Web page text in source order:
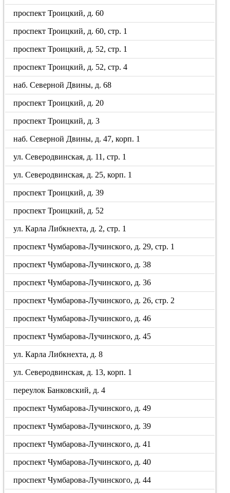
проспект Троицкий, д. 60
проспект Троицкий, д. 60, стр. 1
проспект Троицкий, д. 52, стр. 1
проспект Троицкий, д. 52, стр. 4
наб. Северной Двины, д. 68
проспект Троицкий, д. 20
проспект Троицкий, д. 3
наб. Северной Двины, д. 47, корп. 1
ул. Северодвинская, д. 11, стр. 1
ул. Северодвинская, д. 25, корп. 1
проспект Троицкий, д. 39
проспект Троицкий, д. 52
ул. Карла Либкнехта, д. 2, стр. 1
проспект Чумбарова-Лучинского, д. 29, стр. 1
проспект Чумбарова-Лучинского, д. 38
проспект Чумбарова-Лучинского, д. 36
проспект Чумбарова-Лучинского, д. 26, стр. 2
проспект Чумбарова-Лучинского, д. 46
проспект Чумбарова-Лучинского, д. 45
ул. Карла Либкнехта, д. 8
ул. Северодвинская, д. 13, корп. 1
переулок Банковский, д. 4
проспект Чумбарова-Лучинского, д. 49
проспект Чумбарова-Лучинского, д. 39
проспект Чумбарова-Лучинского, д. 41
проспект Чумбарова-Лучинского, д. 40
проспект Чумбарова-Лучинского, д. 44